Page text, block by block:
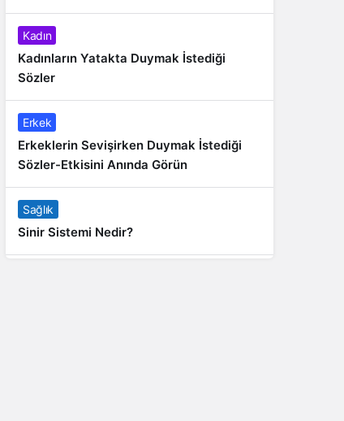
Kadın
Kadınların Yatakta Duymak İstediği
Sözler
Erkek
Erkeklerin Sevişirken Duymak İstediği
Sözler-Etkisini Anında Görün
Sağlık
Sinir Sistemi Nedir?